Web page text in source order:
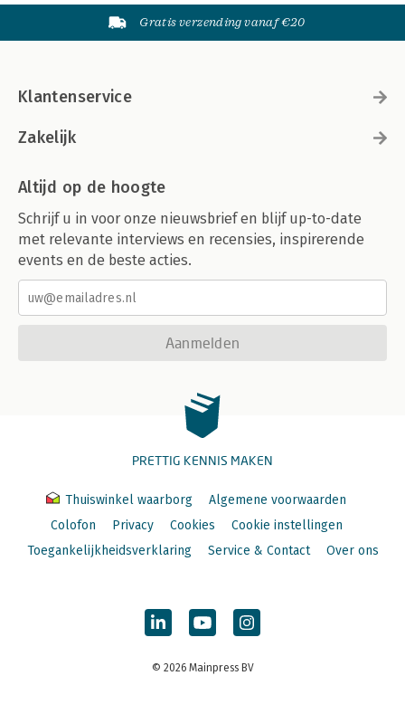
Gratis verzending vanaf €20
Klantenservice
Zakelijk
Altijd op de hoogte
Schrijf u in voor onze nieuwsbrief en blijf up-to-date
met relevante interviews en recensies, inspirerende
events en de beste acties.
Aanmelden
PRETTIG KENNIS MAKEN
Thuiswinkel waarborg
Algemene voorwaarden
Colofon
Privacy Cookies
Cookie instellingen
Toegankelijkheidsverklaring
Service & Contact Over ons
© 2026 Mainpress BV